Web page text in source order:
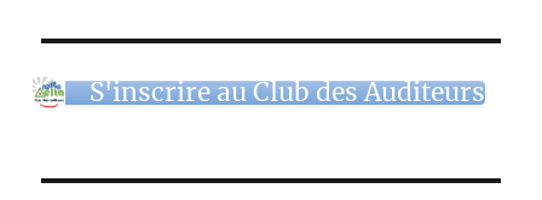
S'inscrire au Club des Auditeurs